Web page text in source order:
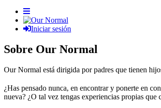
Iniciar sesión
Sobre Our Normal
Our Normal está dirigida por padres que tienen
¿Has pensado nunca, en encontrar y ponerte en
nueva? ¿O tal vez tengas experiencias propias que